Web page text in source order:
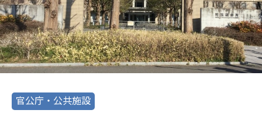
官公庁・公共施設